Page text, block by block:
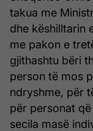
takua me
dhe këshilltarin
me pakon e
gjithashtu bëri
person të mos
ndryshme, për
për personat
secila masë